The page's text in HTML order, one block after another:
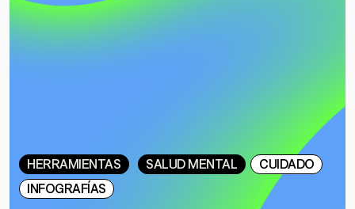
HERRAMIENTAS SALUD MENTAL
CUIDADO
INFOGRAFÍAS